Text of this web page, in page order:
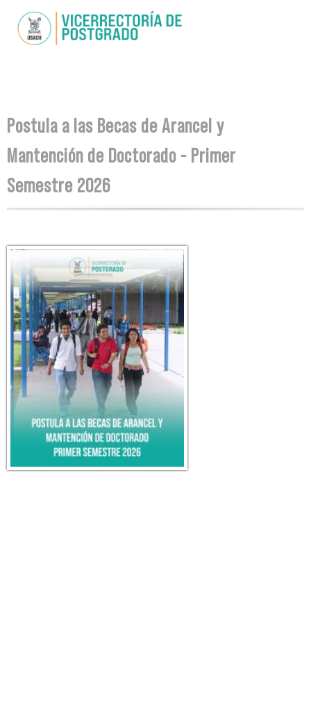
contenido
Se encuentra usted aquí
Postula a las Becas de Arancel y
Mantención de Doctorado - Primer
Semestre 2026